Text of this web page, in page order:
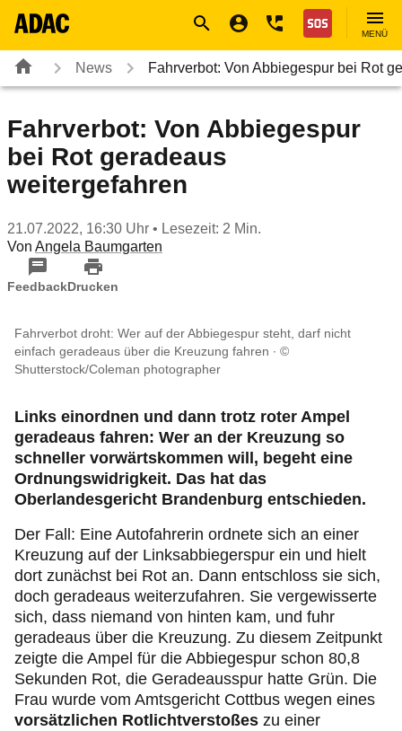
Nothilfe
MENÜ
News Fahrverbot: Von Abbiegespur bei Rot
Fahrverbot: Von Abbiegespur
bei Rot geradeaus
weitergefahren
21.07.2022, 16:30 Uhr • Lesezeit: 2 Min.
Von Angela Baumgarten
FeedbackDrucken
Fahrverbot droht: Wer auf der Abbiegespur steht, darf nicht
einfach geradeaus über die Kreuzung fahren
©
Shutterstock/Coleman photographer
Links einordnen und dann trotz roter Ampel
geradeaus fahren: Wer an der Kreuzung so
schneller vorwärtskommen will, begeht eine
Ordnungswidrigkeit. Das hat das
Oberlandesgericht Brandenburg entschieden.
Der Fall: Eine Autofahrerin ordnete sich an einer
Kreuzung auf der Linksabbiegerspur ein und hielt
dort zunächst bei Rot an. Dann entschloss sie sich,
doch geradeaus weiterzufahren. Sie vergewisserte
sich, dass niemand von hinten kam, und fuhr
geradeaus über die Kreuzung. Zu diesem Zeitpunkt
zeigte die Ampel für die Abbiegespur schon 80,8
Sekunden Rot, die Geradeausspur hatte Grün. Die
Frau wurde vom Amtsgericht Cottbus wegen eines
vorsätzlichen Rotlichtverstoßes zu einer